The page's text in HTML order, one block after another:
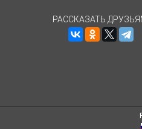
РАССКАЗАТЬ